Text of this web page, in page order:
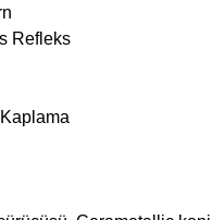
Refleks